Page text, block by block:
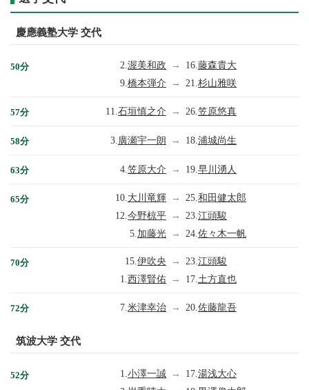
慶應義塾大学 交代
50分 2. 渥美和政 → 16. 藤森貴大
9. 橋本弾介 → 21. 杉山雅咲
57分 11. 石垣慎之介 → 26. 笠原悠真
58分 3. 廣瀬宇一朗 → 18. 浦城尚生
63分 4. 笠原大介 → 19. 早川湧人
65分 10. 大川竜輝 → 25. 和田健太郎
12. 今野椋平 → 23. 江頭駿
5. 加藤光 → 24. 佐々木一帆
70分 15. 伊吹央 → 23. 江頭駿
1. 西澤賢佑 → 17. 土方直也
72分 7. 米津幸治 → 20. 佐藤龍吾
筑波大学 交代
52分 1. 小澤一誠 → 17. 湯浅大心